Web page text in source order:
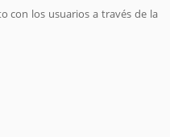
con los usuarios a través de la